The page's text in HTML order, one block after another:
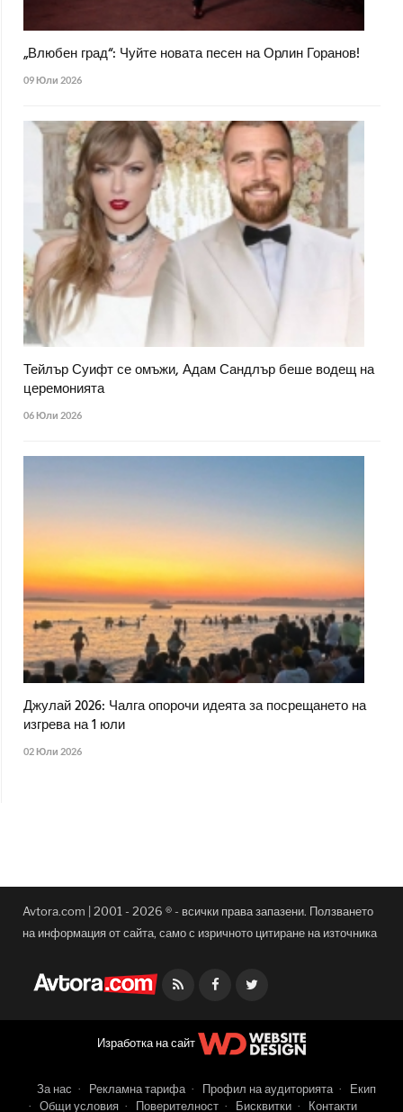
„Влюбен град“: Чуйте новата песен на Орлин Горанов!
09 Юли 2026
Тейлър Суифт се омъжи, Адам Сандлър беше водещ на
церемонията
06 Юли 2026
Джулай 2026: Чалга опорочи идеята за посрещането на
изгрева на 1 юли
02 Юли 2026
Avtora.com | 2001 - 2026 ® - всички права запазени. Ползването
на информация от сайта, само с изричното цитиране на източника
Facebook
Изработка на сайт
За нас Рекламна тарифа Профил на аудиторията
Екип
Общи условия
Поверителност Бисквитки Контакти